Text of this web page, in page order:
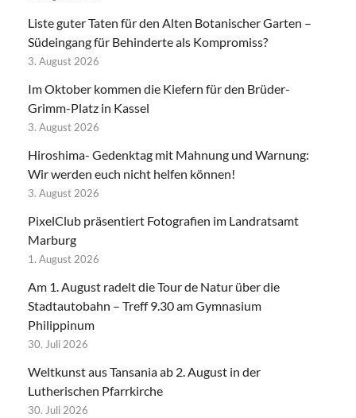
Liste guter Taten für den Alten Botanischer Garten –
Südeingang für Behinderte als Kompromiss?
3. August 2026
Im Oktober kommen die Kiefern für den Brüder-
Grimm-Platz in Kassel
3. August 2026
Hiroshima- Gedenktag mit Mahnung und Warnung:
Wir werden euch nicht helfen können!
3. August 2026
PixelClub präsentiert Fotografien im Landratsamt
Marburg
1. August 2026
Am 1. August radelt die Tour de Natur über die
Stadtautobahn – Treff 9.30 am Gymnasium
Philippinum
30. Juli 2026
Weltkunst aus Tansania ab 2. August in der
Lutherischen Pfarrkirche
30. Juli 2026